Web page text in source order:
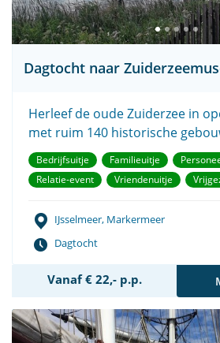
Dagtocht naar
Herleef de oude Zuiderzee in
met ruim 140 historische
Bedrijfsuitje Familieuitje
Relatie-event
Vriendenuitje
IJsselmeer, Markermeer
Dagtocht
Vanaf € 22,- p.p.